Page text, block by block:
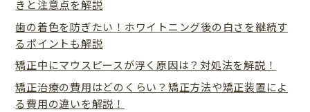
きと注意点を解説
歯の着色を防ぎたい！ホワイトニング後の白さを継続す
るポイントも解説
矯正中にマウスピースが浮く原因は？対処法を解説！
矯正治療の費用はどのくらい？矯正方法や矯正装置によ
る費用の違いを解説！